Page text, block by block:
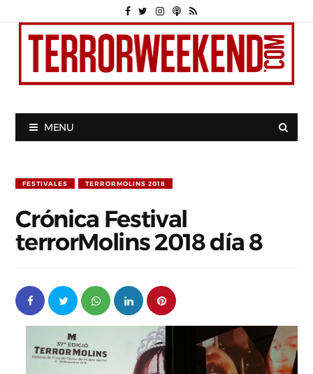
MENU
FESTIVALES TERRORMOLINS 2018
Crónica Festival
terrorMolins 2018 día 8